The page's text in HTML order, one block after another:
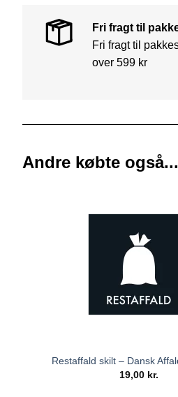
Fri fragt til
Fri fragt til
over 599 kr
Andre købte også...
Restaffald skilt – Dansk
19,00 kr.